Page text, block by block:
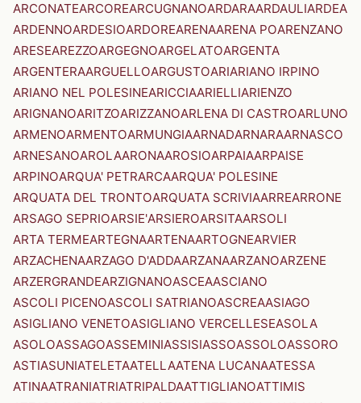
ARCONATEARCOREARCUGNANOARDARAARDAULIARDEA
ARDENNOARDESIOARDOREARENAARENA POARENZANO
ARESEAREZZOARGEGNOARGELATOARGENTA
ARGENTERAARGUELLOARGUSTOARIARIANO IRPINO
ARIANO NEL POLESINEARICCIAARIELLIARIENZO
ARIGNANOARITZOARIZZANOARLENA DI CASTROARLUNO
ARMENOARMENTOARMUNGIAARNADARNARAARNASCO
ARNESANOAROLAARONAAROSIOARPAIAARPAISE
ARPINOARQUA' PETRARCAARQUA' POLESINE
ARQUATA DEL TRONTOARQUATA SCRIVIAARREARRONE
ARSAGO SEPRIOARSIE'ARSIEROARSITAARSOLI
ARTA TERMEARTEGNAARTENAARTOGNEARVIER
ARZACHENAARZAGO D'ADDAARZANAARZANOARZENE
ARZERGRANDEARZIGNANOASCEAASCIANO
ASCOLI PICENOASCOLI SATRIANOASCREAASIAGO
ASIGLIANO VENETOASIGLIANO VERCELLESEASOLA
ASOLOASSAGOASSEMINIASSISIASSOASSOLOASSORO
ASTIASUNIATELETAATELLAATENA LUCANAATESSA
ATINAATRANIATRIATRIPALDAATTIGLIANOATTIMIS